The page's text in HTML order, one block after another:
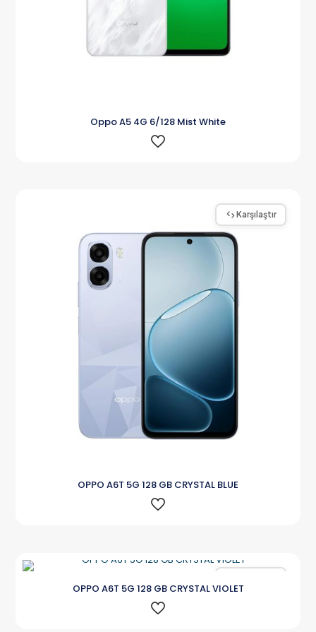
Oppo A5 4G 6/128 Mist White
Karşılaştır
OPPO A6T 5G 128 GB CRYSTAL BLUE
OPPO A6T 5G 128 GB CRYSTAL VIOLET